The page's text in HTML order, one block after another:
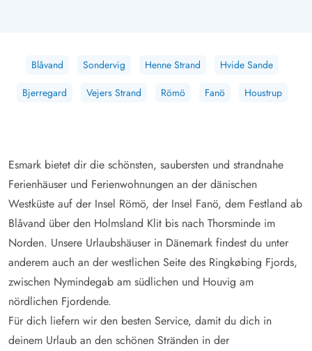
Blåvand Sondervig Henne Strand
Hvide Sande
Bjerregard
Vejers Strand Römö Fanö Houstrup
Esmark bietet dir die schönsten, saubersten und strandnahe
Ferienhäuser und Ferienwohnungen an der dänischen
Westküste auf der Insel Römö, der Insel Fanö, dem Festland ab
Blåvand über den Holmsland Klit bis nach Thorsminde im
Norden. Unsere Urlaubshäuser in Dänemark findest du unter
anderem auch an der westlichen Seite des Ringkøbing Fjords,
zwischen Nymindegab am südlichen und Houvig am
nördlichen Fjordende.
Für dich liefern wir den besten Service, damit du dich in
deinem Urlaub an den schönen Stränden in der